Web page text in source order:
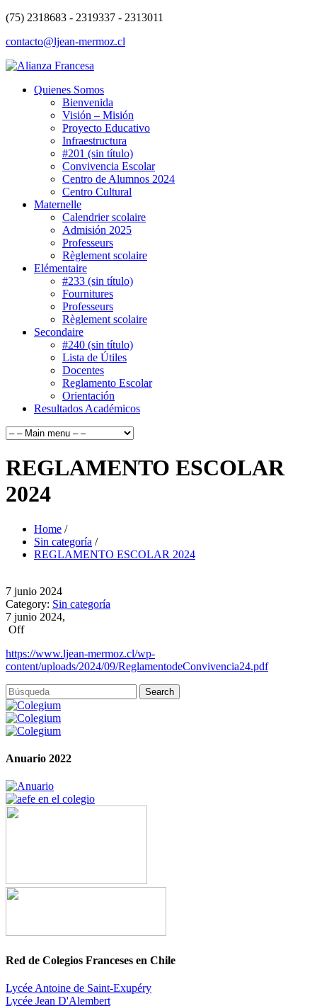
(75) 2318683 - 2319337 - 2313011
contacto@ljean-mermoz.cl
Quienes Somos
Bienvenida
Visión – Misión
Proyecto Educativo
Infraestructura
#201 (sin título)
Convivencia Escolar
Centro de Alumnos 2024
Centro Cultural
Maternelle
Calendrier scolaire
Admisión 2025
Professeurs
Règlement scolaire
Elémentaire
#233 (sin título)
Fournitures
Professeurs
Règlement scolaire
Secondaire
#240 (sin título)
Lista de Útiles
Docentes
Reglamento Escolar
Orientación
Resultados Académicos
REGLAMENTO ESCOLAR
2024
Home /
Sin categoría /
REGLAMENTO ESCOLAR 2024
7 junio 2024
Category: Sin categoría
7 junio 2024,
Off
https://www.ljean-mermoz.cl/wp-
content/uploads/2024/09/ReglamentodeConvivencia24.pdf
Anuario 2022
Red de Colegios Franceses en Chile
Lycée Antoine de Saint-Exupéry
Lycée Jean D'Alembert